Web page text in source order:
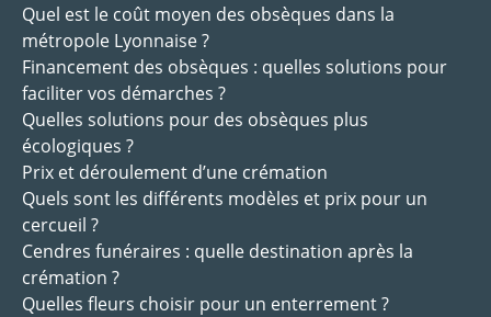
Quel est le coût moyen des obsèques dans la
métropole Lyonnaise ?
Financement des obsèques : quelles solutions pour
faciliter vos démarches ?
Quelles solutions pour des obsèques plus
écologiques ?
Prix et déroulement d’une crémation
Quels sont les différents modèles et prix pour un
cercueil ?
Cendres funéraires : quelle destination après la
crémation ?
Quelles fleurs choisir pour un enterrement ?